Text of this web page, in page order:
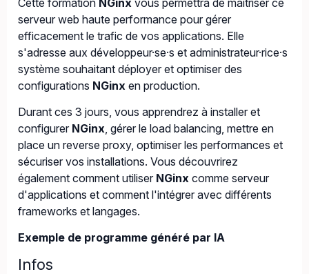
Cette formation NGinx vous permettra de maîtriser ce
serveur web haute performance pour gérer
efficacement le trafic de vos applications. Elle
s'adresse aux développeur·se·s et administrateur·rice·s
système souhaitant déployer et optimiser des
configurations NGinx en production.
Durant ces 3 jours, vous apprendrez à installer et
configurer NGinx, gérer le load balancing, mettre en
place un reverse proxy, optimiser les performances et
sécuriser vos installations. Vous découvrirez
également comment utiliser NGinx comme serveur
d'applications et comment l'intégrer avec différents
frameworks et langages.
Exemple de programme généré par IA
Infos